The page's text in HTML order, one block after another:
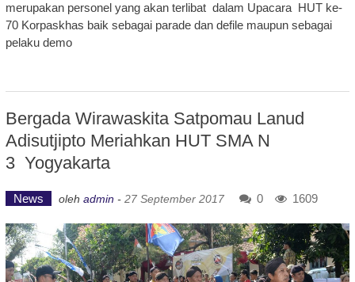
merupakan personel yang akan terlibat dalam Upacara HUT ke-
70 Korpaskhas baik sebagai parade dan defile maupun sebagai
pelaku demo
Bergada Wirawaskita Satpomau Lanud
Adisutjipto Meriahkan HUT SMA N
3 Yogyakarta
News oleh admin - 27 September 2017 0 1609